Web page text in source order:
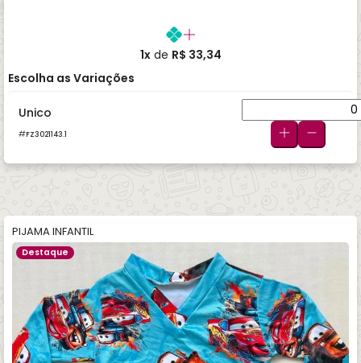
1xde R$ 33,34
Escolha as Variações
Unico
FZ3021143.1
PIJAMA INFANTIL
Destaque